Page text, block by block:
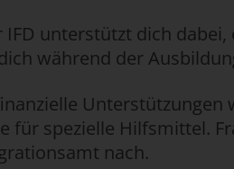
IFD unterstützt dich dabei,
während der
Unterstützungen
für spezielle Hilfsmittel.
nach.